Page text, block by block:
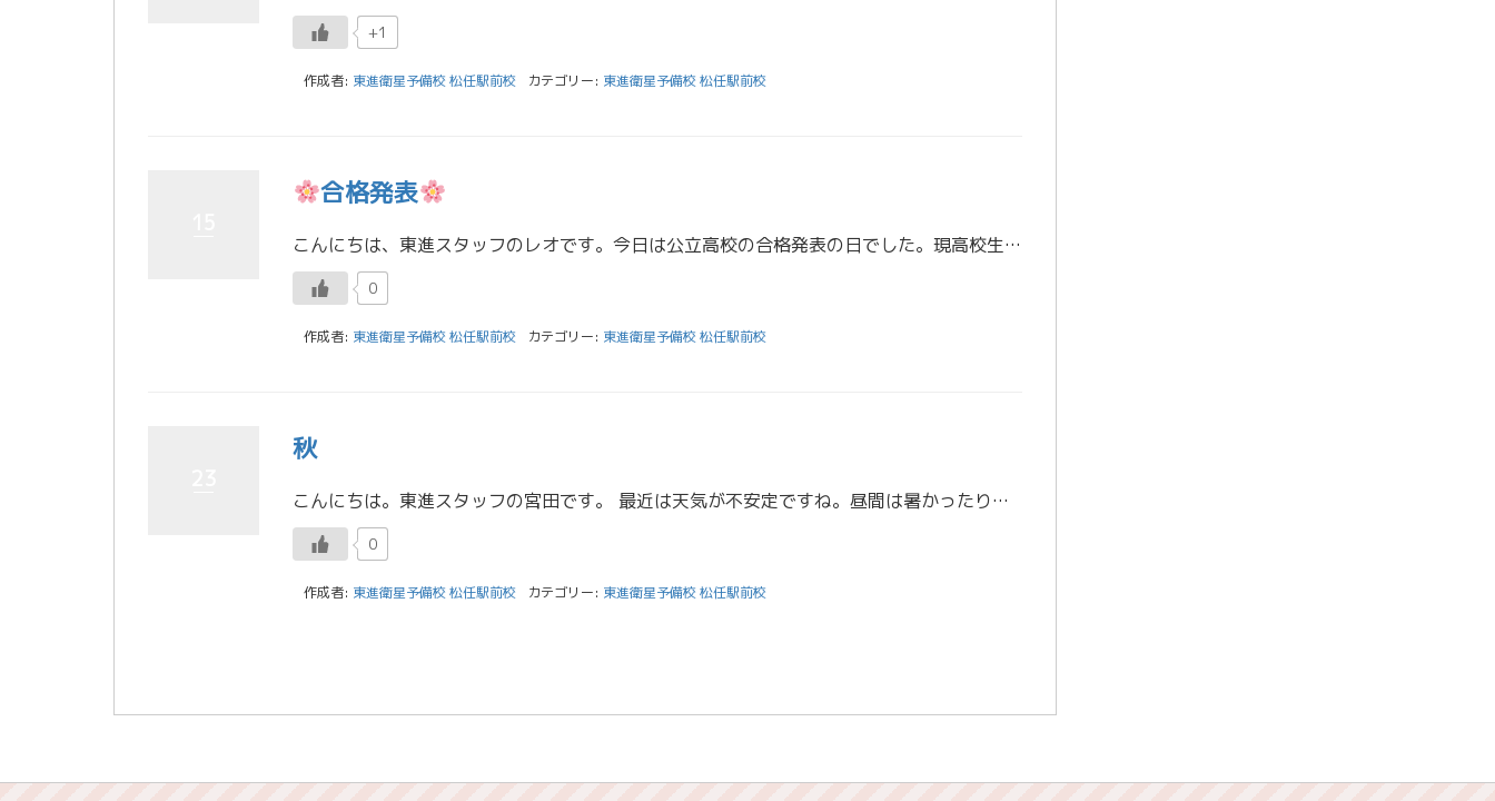
+1
作成者: 東進衛星予備校 松任駅前校 カテゴリー: 東進衛星予備校 松任駅前校
合格発表
こんにちは、東進スタッフのレオです。今日は公立高校の合格発表の日でした。現高校生のみなさんは合格発表の時、どんな気持ちだったか覚えていますか。恐らく新しい生活にワクワクし、やる気に満ち溢れていたと思います。今となってはも […]
0
作成者: 東進衛星予備校 松任駅前校 カテゴリー: 東進衛星予備校 松任駅前校
秋
こんにちは。東進スタッフの宮田です。 最近は天気が不安定ですね。昼間は暑かったり、涼しかったり。夜は蒸し暑かったり、寒かったり。9月も終盤になりますが、あまり秋らしさを感じませんね。しかし、朝はとても寒いです。季節の変わ […]
0
作成者: 東進衛星予備校 松任駅前校 カテゴリー: 東進衛星予備校 松任駅前校